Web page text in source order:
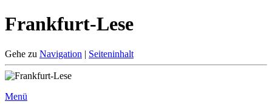
Frankfurt-Lese
Gehe zu Navigation | Seiteninhalt
Menü